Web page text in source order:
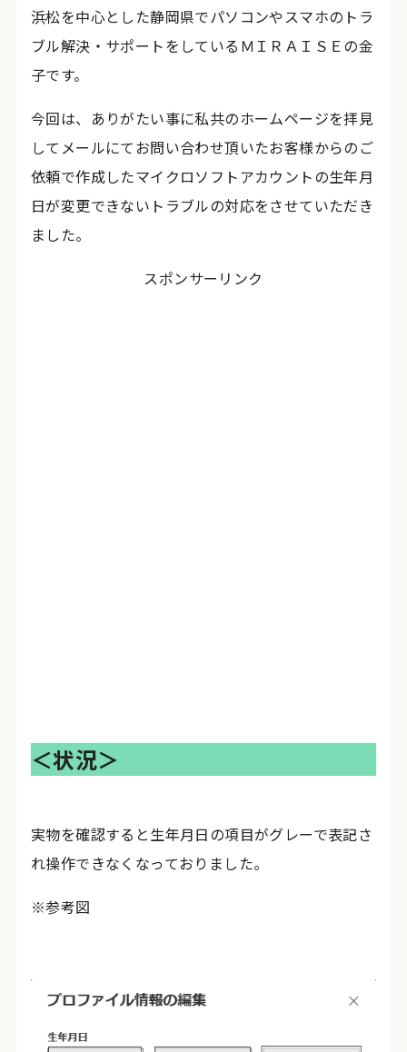
浜松を中心とした静岡県でパソコンやスマホのトラ
ブル解決・サポートをしているＭＩＲＡＩＳＥの金
子です。
今回は、ありがたい事に私共のホームページを拝見
してメールにてお問い合わせ頂いたお客様からのご
依頼で作成したマイクロソフトアカウントの生年月
日が変更できないトラブルの対応をさせていただき
ました。
スポンサーリンク
＜状況＞
実物を確認すると生年月日の項目がグレーで表記さ
れ操作できなくなっておりました。
※参考図